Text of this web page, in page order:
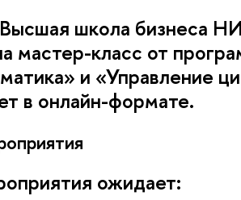
школа бизнеса
мастер-класс от
и «Управление
в онлайн-формате.
ожидает: